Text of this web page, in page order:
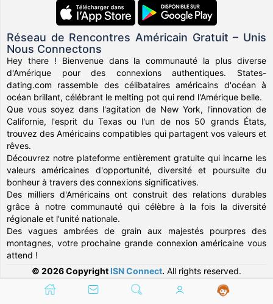
Réseau de Rencontres Américain Gratuit – Unis
Nous Connectons
Hey there ! Bienvenue dans la communauté la plus diverse
d'Amérique pour des connexions authentiques. States-
dating.com rassemble des célibataires américains d'océan à
océan brillant, célébrant le melting pot qui rend l'Amérique belle.
Que vous soyez dans l'agitation de New York, l'innovation de
Californie, l'esprit du Texas ou l'un de nos 50 grands États,
trouvez des Américains compatibles qui partagent vos valeurs et
rêves.
Découvrez notre plateforme entièrement gratuite qui incarne les
valeurs américaines d'opportunité, diversité et poursuite du
bonheur à travers des connexions significatives.
Des milliers d'Américains ont construit des relations durables
grâce à notre communauté qui célèbre à la fois la diversité
régionale et l'unité nationale.
Des vagues ambrées de grain aux majestés pourpres des
montagnes, votre prochaine grande connexion américaine vous
attend !
© 2026 Copyright ISN Connect. All rights reserved.